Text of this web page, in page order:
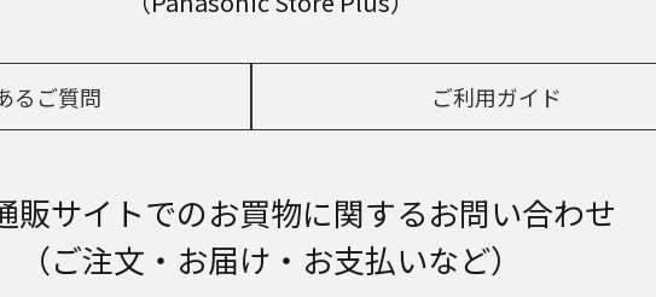
るご質問 ご利用ガイド
販サイトでのお買物に関するお問い合わせ
（ご注文・お届け・お支払いなど）